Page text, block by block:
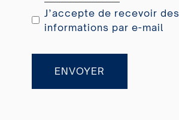
J’accepte de recevoir des
informations par e-mail
ENVOYER